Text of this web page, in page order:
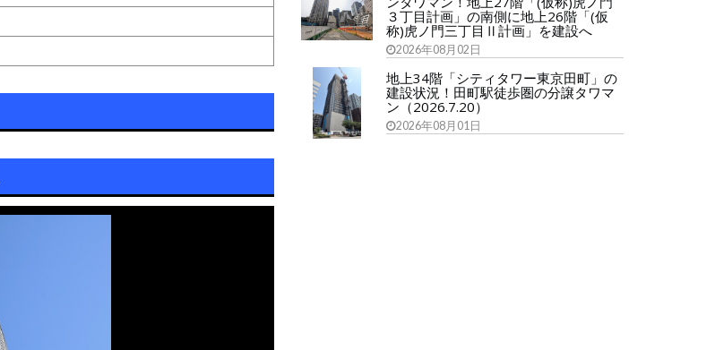
３丁目計画」の南側に地上26階「(仮
称)虎ノ門三丁目Ⅱ計画」を建設へ
2026年08月02日
地上34階「シティタワー東京田町」の
建設状況！田町駅徒歩圏の分譲タワマ
ン（2026.7.20）
2026年08月01日